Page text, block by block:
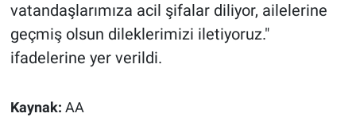
vatandaşlarımıza acil şifalar diliyor, ailelerine
geçmiş olsun dileklerimizi iletiyoruz."
ifadelerine yer verildi.
Kaynak: AA
Spor
Teknoloji
Türkiye'nin Geleceği